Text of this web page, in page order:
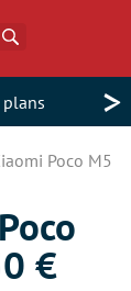
plans >
Poco M5
€